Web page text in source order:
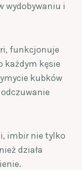
wydobywaniu i
funkcjonuje
każdym kęsie
kubków
imbir nie tylko
działa